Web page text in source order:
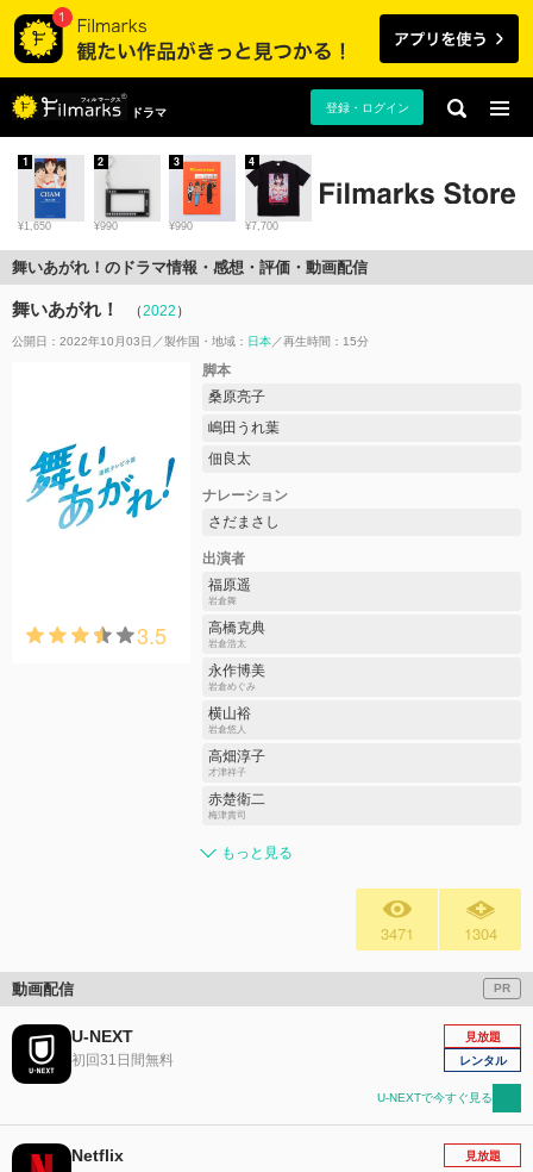
ドラマ 登録・ログイン
¥1,650
1
¥990
2
¥990
3
¥7,700
4
舞いあがれ！のドラマ情報・感想・評価・動画配信
舞いあがれ！ （2022 ）
公開日：2022年10月03日 製作国・地域： 日本 再生時間：15分
3.5
脚本
桑原亮子
嶋田うれ葉
佃良太
ナレーション
さだまさし
出演者
福原遥
岩倉舞
高橋克典
岩倉浩太
永作博美
岩倉めぐみ
横山裕
岩倉悠人
高畑淳子
才津祥子
赤楚衛二
梅津貴司
もっと見る
3471 1304
動画配信 PR
U-NEXT
初回31日間無料
見放題
レンタル
U-NEXTで今すぐ見る
Netflix 見放題